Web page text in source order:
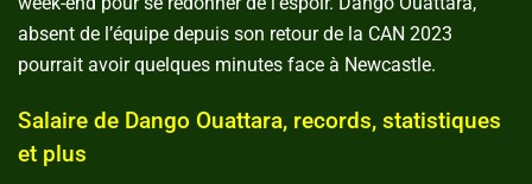
absent de l’équipe depuis son retour de la CAN 2023
pourrait avoir quelques minutes face à Newcastle.
Salaire de Dango Ouattara, records, statistiques
et plus